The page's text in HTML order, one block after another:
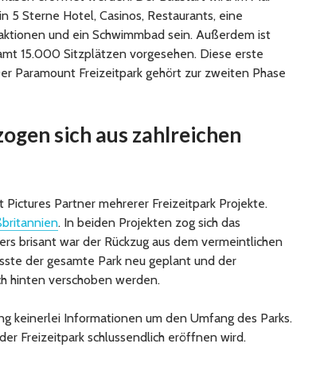
5 Sterne Hotel, Casinos, Restaurants, eine
und ein Schwimmbad sein. Außerdem ist
15.000 Sitzplätzen vorgesehen. Diese erste
Paramount Freizeitpark gehört zur zweiten Phase
sich aus zahlreichen
Pictures Partner mehrerer Freizeitpark Projekte.
. In beiden Projekten zog sich das
brisant war der Rückzug aus dem vermeintlichen
der gesamte Park neu geplant und der
hinten verschoben werden.
keinerlei Informationen um den Umfang des Parks.
Freizeitpark schlussendlich eröffnen wird.